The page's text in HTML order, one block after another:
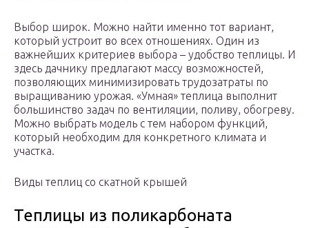
Выбор широк. Можно найти именно тот вариант,
который устроит во всех отношениях. Один из
важнейших критериев выбора – удобство теплицы. И
здесь дачнику предлагают массу возможностей,
позволяющих минимизировать трудозатраты по
выращиванию урожая. «Умная» теплица выполнит
большинство задач по вентиляции, поливу, обогреву.
Можно выбрать модель с тем набором функций,
который необходим для конкретного климата и
участка.
Виды теплиц со скатной крышей
Теплицы из поликарбоната